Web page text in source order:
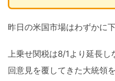
昨日の米国市場はわずかに
上乗せ関税は8/1より延長
回意見を覆してきた大統領